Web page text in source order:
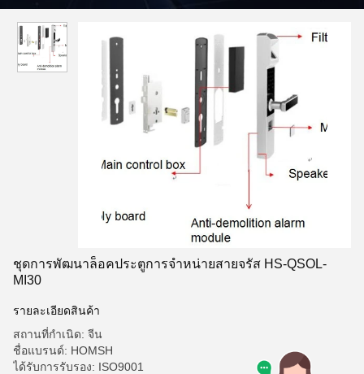
ชุดการพัฒนาล็อคประตูการจําหน่ายสายจรัส HS-QSOL-
MI30
รายละเอียดสินค้า
สถานที่กำเนิด: จีน
ชื่อแบรนด์: HOMSH
ได้รับการรับรอง: ISO9001